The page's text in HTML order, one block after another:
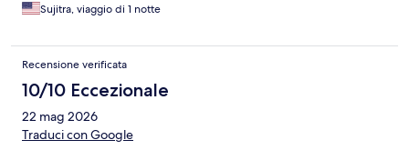
Sujitra, viaggio di 1 notte
Recensione verificata
10/10 Eccezionale
22 mag 2026
Traduci con Google